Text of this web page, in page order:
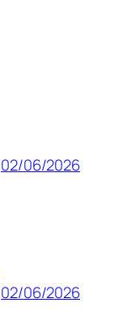
02/06/2026
02/06/2026